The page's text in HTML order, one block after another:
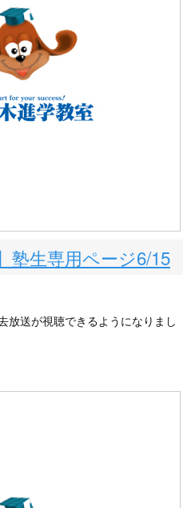
塾生専用ページ6/15
放送が視聴できるようになりまし